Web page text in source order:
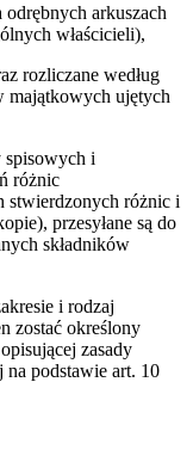
odrębnych arkuszach
właścicieli),
rozliczane według
majątkowych ujętych
spisowych i
różnic
stwierdzonych różnic i
przesyłane są do
składników
i rodzaj
zostać określony
zasady
podstawie art. 10